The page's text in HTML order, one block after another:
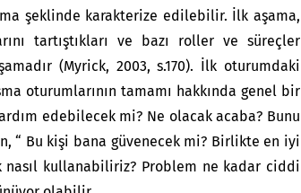
şeklinde karakterize edilebilir. İlk aşama,
tartıştıkları ve bazı roller ve süreçler
(Myrick, 2003, s.170). İlk oturumdaki
oturumlarının tamamı hakkında genel bir
edebilecek mi? Ne olacak acaba? Bunu
“ Bu kişi bana güvenecek mi? Birlikte en iyi
nasıl kullanabiliriz? Problem ne kadar ciddi